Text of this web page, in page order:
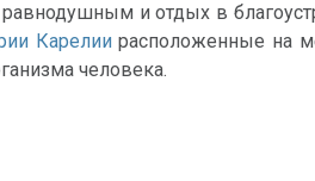
и отдых в
Карелиирасположенные на
человека.